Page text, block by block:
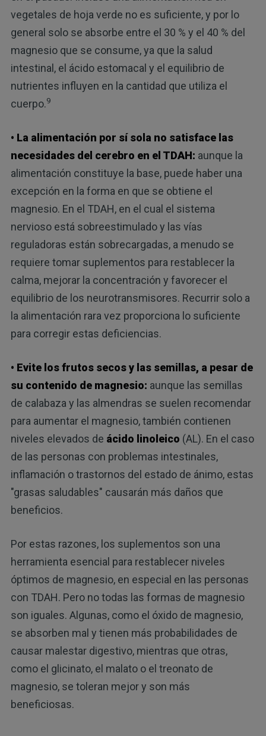
vegetales de hoja verde no es suficiente, y por lo
general solo se absorbe entre el 30 % y el 40 % del
magnesio que se consume, ya que la salud
intestinal, el ácido estomacal y el equilibrio de
nutrientes influyen en la cantidad que utiliza el
cuerpo.9
• La alimentación por sí sola no satisface las
necesidades del cerebro en el TDAH: aunque la
alimentación constituye la base, puede haber una
excepción en la forma en que se obtiene el
magnesio. En el TDAH, en el cual el sistema
nervioso está sobreestimulado y las vías
reguladoras están sobrecargadas, a menudo se
requiere tomar suplementos para restablecer la
calma, mejorar la concentración y favorecer el
equilibrio de los neurotransmisores. Recurrir solo a
la alimentación rara vez proporciona lo suficiente
para corregir estas deficiencias.
• Evite los frutos secos y las semillas, a pesar de
su contenido de magnesio: aunque las semillas
de calabaza y las almendras se suelen recomendar
para aumentar el magnesio, también contienen
niveles elevados de ácido linoleico (AL). En el caso
de las personas con problemas intestinales,
inflamación o trastornos del estado de ánimo, estas
"grasas saludables" causarán más daños que
beneficios.
Por estas razones, los suplementos son una
herramienta esencial para restablecer niveles
óptimos de magnesio, en especial en las personas
con TDAH. Pero no todas las formas de magnesio
son iguales. Algunas, como el óxido de magnesio,
se absorben mal y tienen más probabilidades de
causar malestar digestivo, mientras que otras,
como el glicinato, el malato o el treonato de
magnesio, se toleran mejor y son más
beneficiosas.